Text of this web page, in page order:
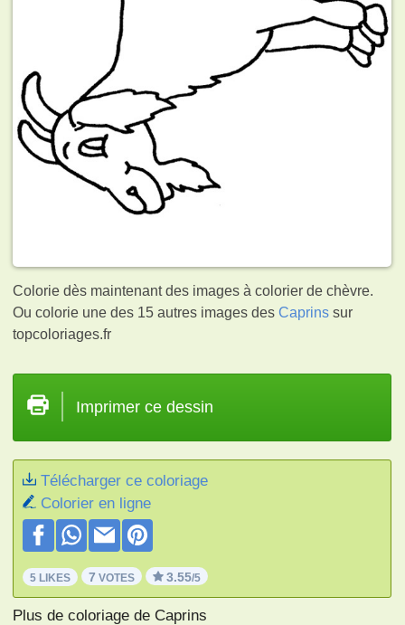
Colorie dès maintenant des images à colorier de chèvre.
Ou colorie une des 15 autres images desCaprins sur
topcoloriages.fr
Imprimer ce dessin
Télécharger ce coloriage
Colorier en ligne
5 LIKES 7 VOTES 3.55/5
Plus de coloriage de Caprins